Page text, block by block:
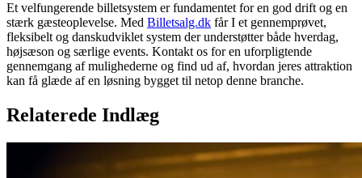
Et velfungerende billetsystem er fundamentet for en god drift og en
stærk gæsteoplevelse. Med Billetsalg.dk får I et gennemprøvet,
fleksibelt og danskudviklet system der understøtter både hverdag,
højsæson og særlige events. Kontakt os for en uforpligtende
gennemgang af mulighederne og find ud af, hvordan jeres attraktion
kan få glæde af en løsning bygget til netop denne branche.
Relaterede Indlæg